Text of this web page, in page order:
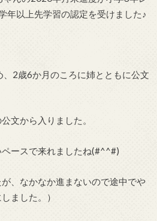
年以上先学習の認定を受けました♪
2歳6か月のころに姉とともに公文
文から入りました。
ースで来れましたね(#^^#)
が、なかなか進まないので途中でや
ました。）